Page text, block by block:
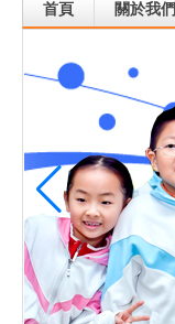
首頁 關於我們